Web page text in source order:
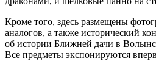
Кроме того, здесь размещены
аналогов, а также исторический
об истории Ближней дачи в
Все предметы экспонируются